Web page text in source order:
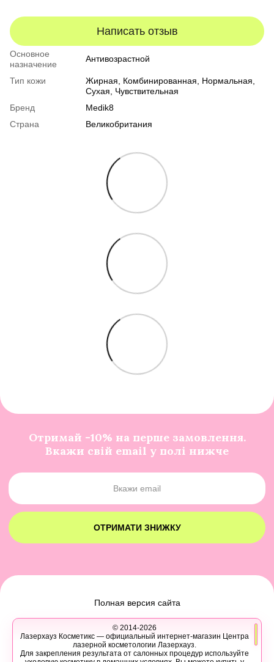
Написать отзыв
Основное
назначение
Антивозрастной
Тип кожи Жирная, Комбинированная, Нормальная,
Сухая, Чувствительная
Бренд
Medik8
Страна
Великобритания
Отримай -10% на перше замовлення.
Вкажи свій email у полі нижче
ОТРИМАТИ ЗНИЖКУ
Полная версия сайта
© 2014-2026
Лазерхауз Косметикс — официальный интернет-магазин Центра
лазерной косметологии Лазерхауз.
Для закрепления результата от салонных процедур используйте